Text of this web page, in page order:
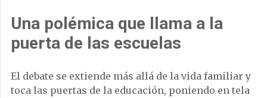
Una polémica que llama a la
puerta de las escuelas
El debate se extiende más allá de la vida familiar y
toca las puertas de la educación, poniendo en tela